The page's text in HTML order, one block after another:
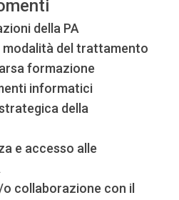
della PA
del trattamento
formazione
informatici
della
e accesso alle
collaborazione con il